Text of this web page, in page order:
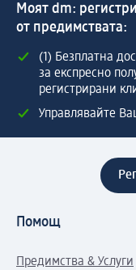
Моят dm:
от предимствата:
(1) Безплатна
за експресно
регистрирани
Управлявайте
Помощ
Предимства & Услуги